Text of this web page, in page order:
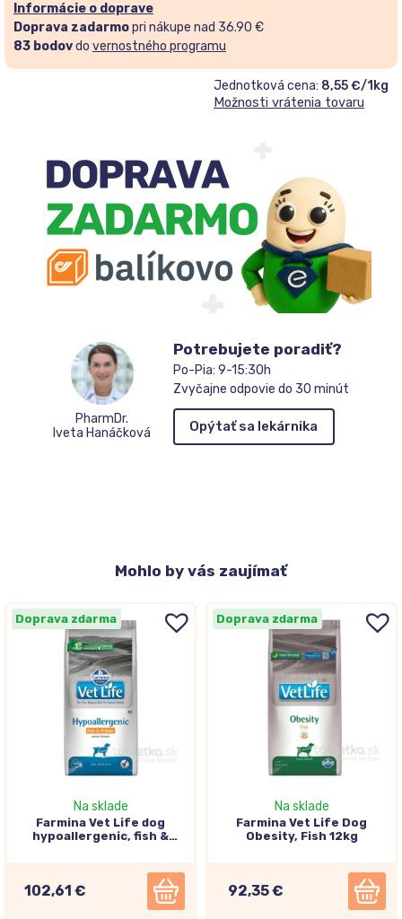
Informácie o doprave
Doprava zadarmopri nákupe nad 36.90 €
83 bodovdo vernostného programu
Jednotková cena: 8,55 €/1kg
Možnosti vrátenia tovaru
PharmDr.
Iveta Hanáčková
Potrebujete poradiť?
Po-Pia: 9-15:30h
Zvyčajne odpovie do 30 minút
Opýtať sa lekárnika
Mohlo by vás zaujímať
Doprava zdarma
Na sklade
Farmina Vet Life dog
hypoallergenic, fish &
102,61 €
Doprava zdarma
Na sklade
Farmina Vet Life Dog
Obesity, Fish 12kg
92,35 €